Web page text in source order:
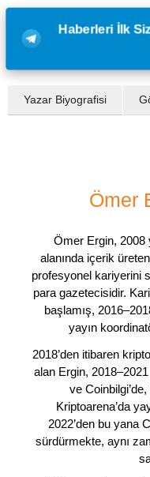
Haberleri İlk
Yazar Biyografisi
Ömer
Ömer Ergin, 2008
alanında içerik
profesyonel kariyerini
para gazetecisidir.
başlamış,
yayın
2018’den itibaren
alan Ergin,
ve
Kriptoarena’da
2022’den bu yana
sürdürmekte, aynı